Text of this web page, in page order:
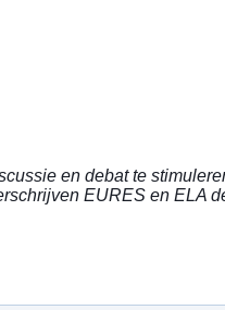
en debat te
EURES en ELA